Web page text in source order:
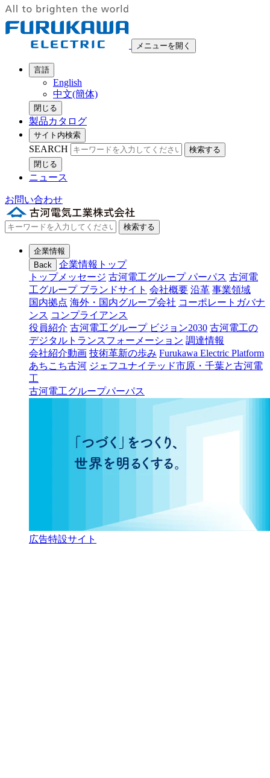
メニューを開く
言語
English
中文(簡体)
閉じる
製品カタログ
サイト内検索
SEARCH
検索する
閉じる
ニュース
お問い合わせ
検索する
企業情報
Back
企業情報トップ
トップメッセージ 古河電工グループ パーパス 古河電
工グループ ブランドサイト 会社概要 沿革 事業領域
国内拠点 海外・国内グループ会社 コーポレートガバナ
ンス コンプライアンス
役員紹介 古河電工グループ ビジョン2030 古河電工の
デジタルトランスフォーメーション 調達情報
会社紹介動画 技術革新の歩み Furukawa Electric Platform
あちこち古河 ジェフユナイテッド市原・千葉と古河電
工
古河電工グループパーパス
広告特設サイト